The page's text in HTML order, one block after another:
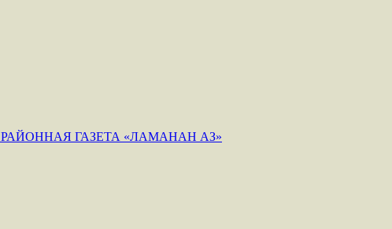
ГАЗЕТА «ЛАМАНАН АЗ»